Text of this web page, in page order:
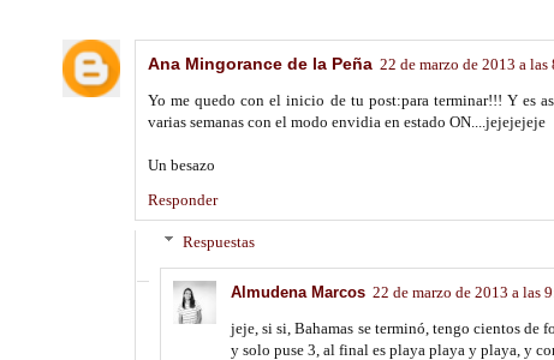
Ana Mingorance de la Peña 22 de marzo de 2013 a las
Yo me quedo con el inicio de tu post:para terminar!!! Y es
varias semanas con el modo envidia en estado ON....jejejejeje
Un besazo
Responder
Respuestas
Almudena Marcos 22 de marzo de 2013 a las
jeje, si si, Bahamas se terminó, tengo cientos de
y solo puse 3, al final es playa playa y playa, y